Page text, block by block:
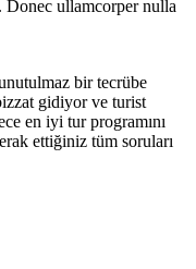
Donec ullamcorper nulla
bir tecrübe
gidiyor ve turist
en iyi tur programını
ettiğiniz tüm soruları